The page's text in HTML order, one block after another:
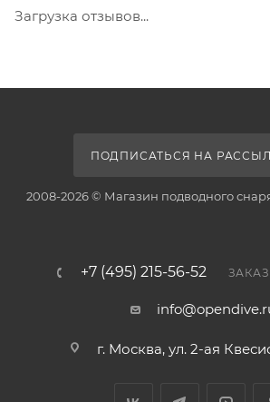
Загрузка отзывов...
ПОДПИСАТЬСЯ НА
2008-2026 © Магазин подводного
+7 (495) 215-56-52
г. Москва, ул. 2-ая